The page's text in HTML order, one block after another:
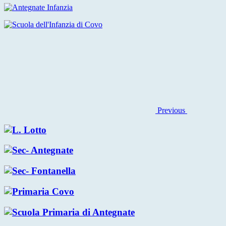
Previous